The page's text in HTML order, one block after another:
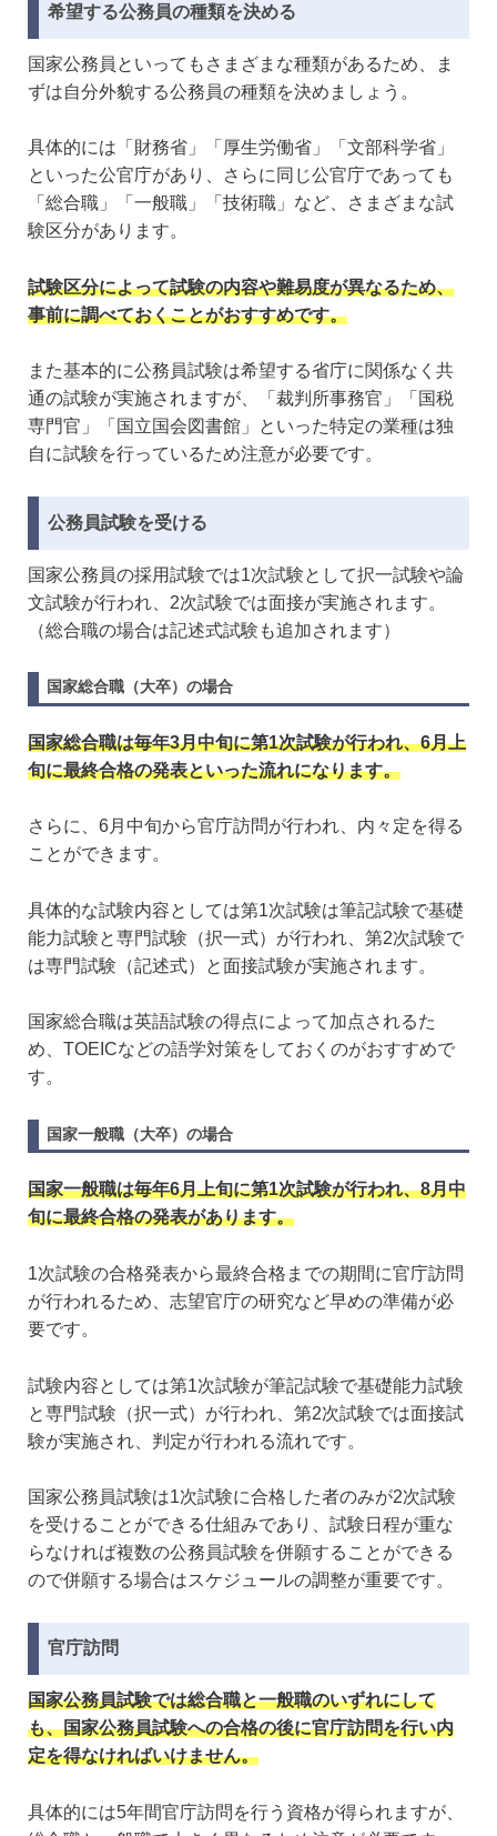
希望する公務員の種類を決める
国家公務員といってもさまざまな種類があるため、ま
ずは自分外貌する公務員の種類を決めましょう。
具体的には「財務省」「厚生労働省」「文部科学省」
といった公官庁があり、さらに同じ公官庁であっても
「総合職」「一般職」「技術職」など、さまざまな試
験区分があります。
試験区分によって試験の内容や難易度が異なるため、
事前に調べておくことがおすすめです。
また基本的に公務員試験は希望する省庁に関係なく共
通の試験が実施されますが、「裁判所事務官」「国税
専門官」「国立国会図書館」といった特定の業種は独
自に試験を行っているため注意が必要です。
公務員試験を受ける
国家公務員の採用試験では1次試験として択一試験や論
文試験が行われ、2次試験では面接が実施されます。
（総合職の場合は記述式試験も追加されます）
国家総合職（大卒）の場合
国家総合職は毎年3月中旬に第1次試験が行われ、6月上
旬に最終合格の発表といった流れになります。
さらに、6月中旬から官庁訪問が行われ、内々定を得る
ことができます。
具体的な試験内容としては第1次試験は筆記試験で基礎
能力試験と専門試験（択一式）が行われ、第2次試験で
は専門試験（記述式）と面接試験が実施されます。
国家総合職は英語試験の得点によって加点されるた
め、TOEICなどの語学対策をしておくのがおすすめで
す。
国家一般職（大卒）の場合
国家一般職は毎年6月上旬に第1次試験が行われ、8月中
旬に最終合格の発表があります。
1次試験の合格発表から最終合格までの期間に官庁訪問
が行われるため、志望官庁の研究など早めの準備が必
要です。
試験内容としては第1次試験が筆記試験で基礎能力試験
と専門試験（択一式）が行われ、第2次試験では面接試
験が実施され、判定が行われる流れです。
国家公務員試験は1次試験に合格した者のみが2次試験
を受けることができる仕組みであり、試験日程が重な
らなければ複数の公務員試験を併願することができる
ので併願する場合はスケジュールの調整が重要です。
官庁訪問
国家公務員試験では総合職と一般職のいずれにして
も、国家公務員試験への合格の後に官庁訪問を行い内
定を得なければいけません。
具体的には5年間官庁訪問を行う資格が得られますが、